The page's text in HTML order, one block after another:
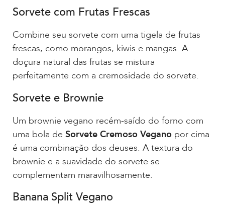
Sorvete com Frutas Frescas
Combine seu sorvete com uma tigela de frutas
frescas, como morangos, kiwis e mangas. A
doçura natural das frutas se mistura
perfeitamente com a cremosidade do sorvete.
Sorvete e Brownie
Um brownie vegano recém-saído do forno com
uma bola de Sorvete Cremoso Vegano por cima
é uma combinação dos deuses. A textura do
brownie e a suavidade do sorvete se
complementam maravilhosamente.
Banana Split Vegano